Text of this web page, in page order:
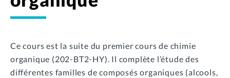
Ce cours est la suite du premier cours de chimie
organique (202-BT2-HY). Il complète l’étude des
différentes familles de composés organiques (alcools,